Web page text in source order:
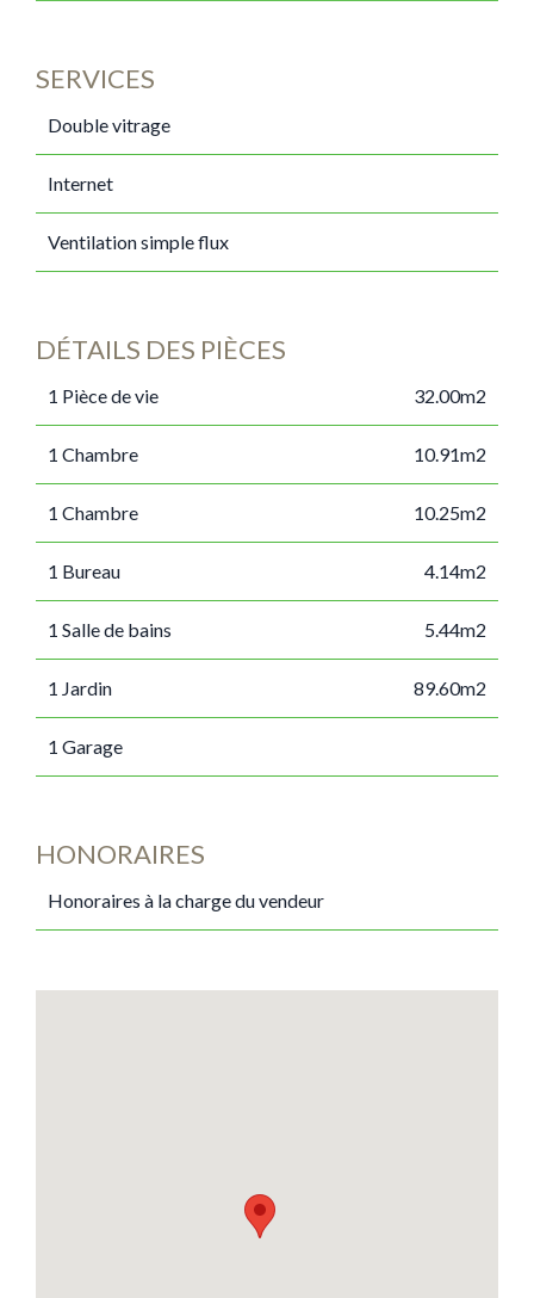
SERVICES
Double vitrage
Internet
Ventilation simple flux
DÉTAILS DES PIÈCES
1 Pièce de vie 32.00m2
1 Chambre 10.91m2
1 Chambre 10.25m2
1 Bureau 4.14m2
1 Salle de bains 5.44m2
1 Jardin 89.60m2
1 Garage
HONORAIRES
Honoraires à la charge du vendeur